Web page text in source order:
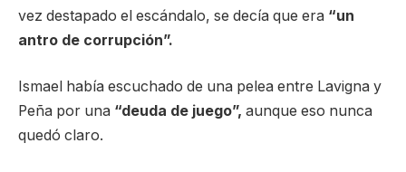
vez destapado el escándalo, se decía que era “un
antro de corrupción”.
Ismael había escuchado de una pelea entre Lavigna y
Peña por una “deuda de juego”, aunque eso nunca
quedó claro.